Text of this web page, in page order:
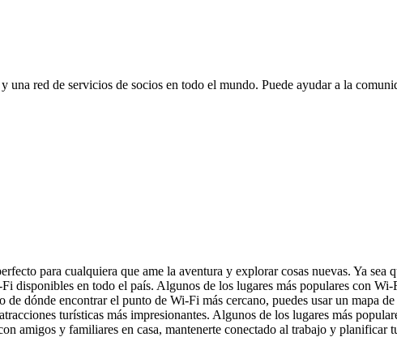
red de servicios de socios en todo el mundo. Puede ayudar a la
para cualquiera que ame la aventura y explorar cosas nuevas. Ya sea
disponibles en todo el país. Algunos de los lugares más populares con
de dónde encontrar el punto de Wi-Fi más cercano, puedes usar un mapa
turísticas más impresionantes. Algunos de los lugares más
amigos y familiares en casa, mantenerte conectado al trabajo y planificar